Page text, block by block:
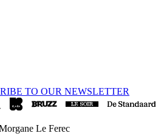
TO OUR NEWSLETTER
Le Ferec